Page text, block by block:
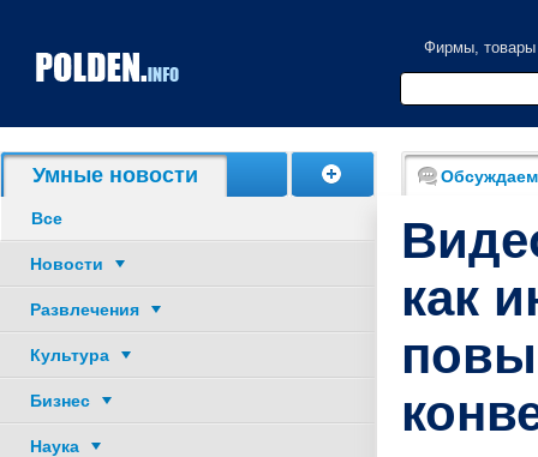
Фирмы, товары
Умные новости
Все
Новости
Развлечения
Культура
Бизнес
Наука
Обсуждаем
как